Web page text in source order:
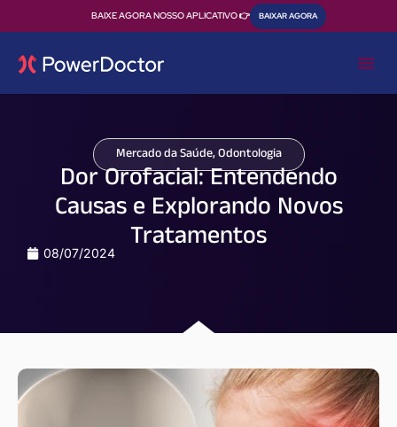
BAIXE AGORA NOSSO APLICATIVO 👉 BAIXAR AGORA
Mercado da Saúde,Odontologia
Dor Orofacial: Entendendo
Causas e Explorando Novos
Tratamentos
08/07/2024